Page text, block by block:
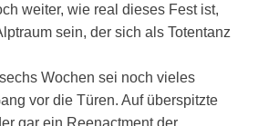
weiter, wie real dieses Fest ist,
sein, der sich als Totentanz
Wochen sei noch vieles
vor die Türen. Auf überspitzte
gar ein Reenactment der